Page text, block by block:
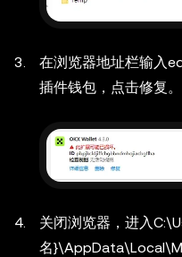
在浏览器地址栏输入
插件钱包，点击修复。
关闭浏览器，进入
名